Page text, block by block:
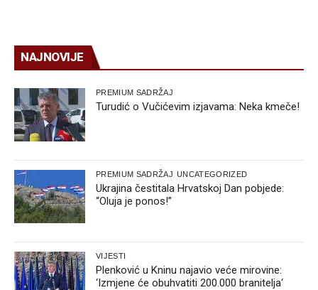
NAJNOVIJE
PREMIUM SADRŽAJ
Turudić o Vučićevim izjavama: Neka kmeče!
PREMIUM SADRŽAJ UNCATEGORIZED
Ukrajina čestitala Hrvatskoj Dan pobjede:
“Oluja je ponos!”
VIJESTI
Plenković u Kninu najavio veće mirovine:
‘Izmjene će obuhvatiti 200.000 branitelja‘